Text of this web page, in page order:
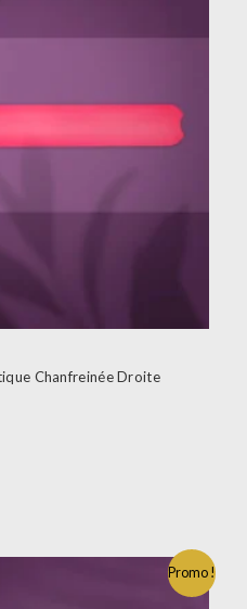
Chanfreinée Droite
Promo !